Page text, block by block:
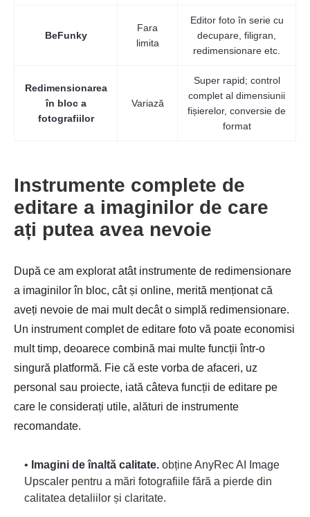
BeFunky
Fara
limita
Editor foto în serie cu
decupare, filigran,
redimensionare etc.
Redimensionarea
în bloc a
fotografiilor
Variază
Super rapid; control
complet al dimensiunii
fișierelor, conversie de
format
Instrumente complete de
editare a imaginilor de care
ați putea avea nevoie
După ce am explorat atât instrumente de redimensionare
a imaginilor în bloc, cât și online, merită menționat că
aveți nevoie de mai mult decât o simplă redimensionare.
Un instrument complet de editare foto vă poate economisi
mult timp, deoarece combină mai multe funcții într-o
singură platformă. Fie că este vorba de afaceri, uz
personal sau proiecte, iată câteva funcții de editare pe
care le considerați utile, alături de instrumente
recomandate.
• Imagini de înaltă calitate. obțineAnyRec AI Image
Upscaler pentru a mări fotografiile fără a pierde din
calitatea detaliilor și claritate.